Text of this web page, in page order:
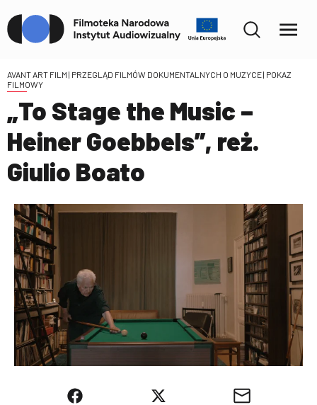
AVANT ART FILM | PRZEGLĄD FILMÓW DOKUMENTALNYCH O MUZYCE| POKAZ
FILMOWY
„To Stage the Music –
Heiner Goebbels”, reż.
Giulio Boato